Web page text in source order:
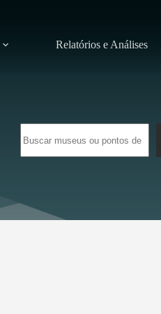
Relatórios e Análises
resultados